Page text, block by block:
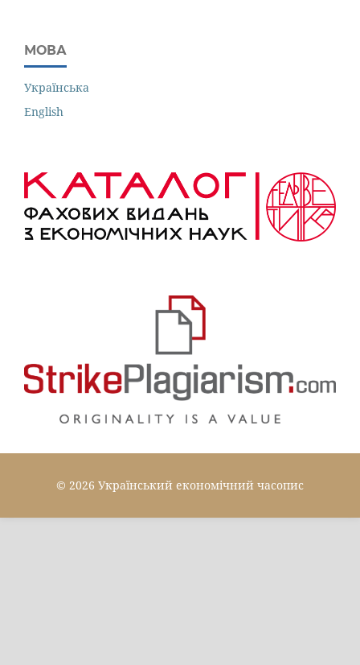
МОВА
Українська
English
© 2026 Український економічний часопис